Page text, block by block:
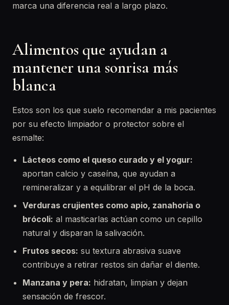
marca una diferencia real a largo plazo.
Alimentos que ayudan a
mantener una sonrisa más
blanca
Estos son los que suelo recomendar a mis pacientes
por su efecto limpiador o protector sobre el
esmalte:
Lácteos como el queso curado y el yogur:
aportan calcio y caseína, que ayudan a
remineralizar y a equilibrar el pH de la boca.
Verduras crujientes como apio, zanahoria o
brócoli: al masticarlas actúan como un cepillo
natural y disparan la salivación.
Frutos secos: su textura abrasiva suave
contribuye a retirar restos sin dañar el diente.
Manzana y pera: hidratan, limpian y dejan
sensación de frescor.